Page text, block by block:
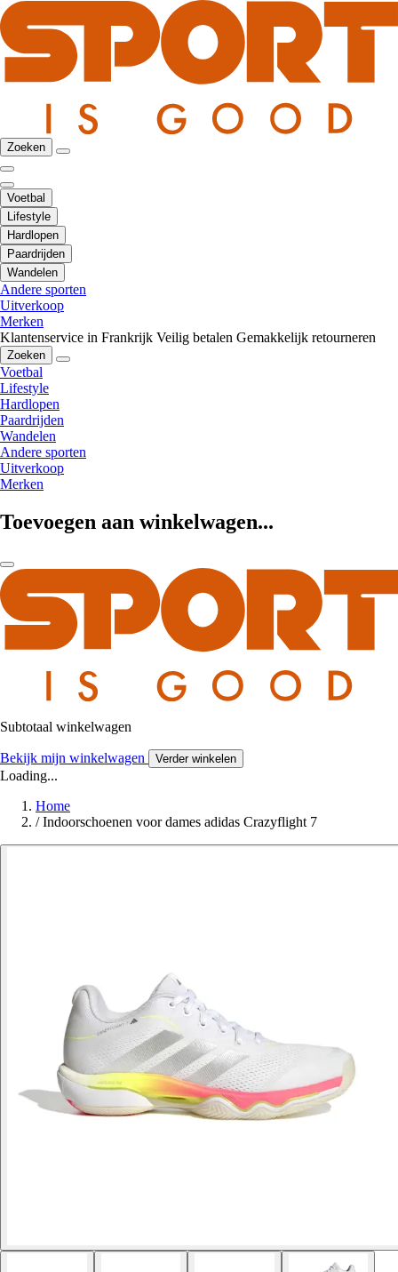
Zoeken
Voetbal
Lifestyle
Hardlopen
Paardrijden
Wandelen
Andere sporten
Uitverkoop
Merken
Klantenservice in Frankrijk Veilig betalen Gemakkelijk retourneren
Zoeken
Voetbal
Lifestyle
Hardlopen
Paardrijden
Wandelen
Andere sporten
Uitverkoop
Merken
Toevoegen aan winkelwagen...
Subtotaal winkelwagen
Bekijk mijn winkelwagen Verder winkelen
Loading...
Home
/ Indoorschoenen voor dames adidas Crazyflight 7